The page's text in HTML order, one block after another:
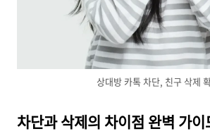
상대방 카톡 차단, 친구 삭제
차단과 삭제의 차이점 완벽 가이